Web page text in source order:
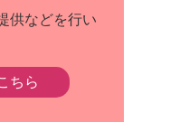
供などを行い
ちら